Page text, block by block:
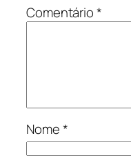
Comentário*
Nome*